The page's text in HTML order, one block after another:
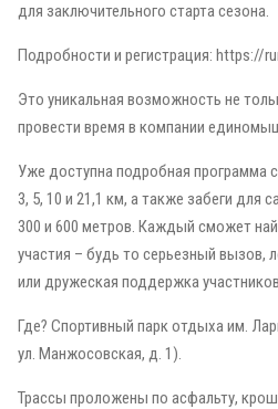
для заключительного старта сезона.
Подробности и регистрация: https://
Это уникальная возможность не
провести время в компании
Уже доступна подробная программа
3, 5, 10 и 21,1 км, а также забеги для
300 и 600 метров. Каждый сможет
участия – будь то серьезный вызов,
или дружеская поддержка
Где? Спортивный парк отдыха им.
ул. Манжосовская, д. 1).
Трассы проложены по асфальту,